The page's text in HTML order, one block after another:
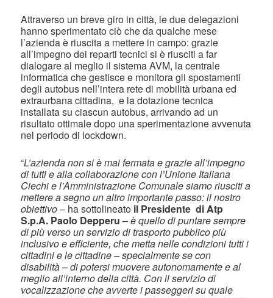
Attraverso un breve giro in città, le due delegazioni
hanno sperimentato ciò che da qualche mese
l’azienda è riuscita a mettere in campo: grazie
all’impegno dei reparti tecnici si è riusciti a far
dialogare al meglio il sistema AVM, la centrale
informatica che gestisce e monitora gli spostamenti
degli autobus nell’intera rete di mobilità urbana ed
extraurbana cittadina, e la dotazione tecnica
installata su ciascun autobus, arrivando ad un
risultato ottimale dopo una sperimentazione avvenuta
nel periodo di lockdown.
“L’azienda non si è mai fermata e grazie all’impegno
di tutti e alla collaborazione con l’Unione Italiana
Ciechi e l’Amministrazione Comunale siamo riusciti a
mettere a segno un altro importante passo: il nostro
obiettivo– ha sottolineato il Presidente di Atp
S.p.A. Paolo Depperu–è quello di puntare sempre
di più verso un servizio di trasporto pubblico più
inclusivo e efficiente, che metta nelle condizioni tutti i
cittadini e le cittadine – specialmente se con
disabilità – di potersi muovere autonomamente e al
meglio all’interno della città. Con il servizio di
vocalizzazione che avverte i passeggeri su quale